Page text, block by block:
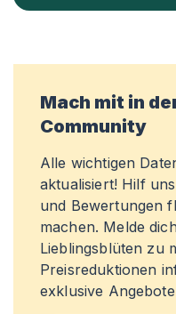
Mach mit in
Community
Alle wichtigen
aktualisiert! Hilf
und Bewertungen
machen. Melde
Lieblingsblüten zu
Preisreduktionen
exklusive